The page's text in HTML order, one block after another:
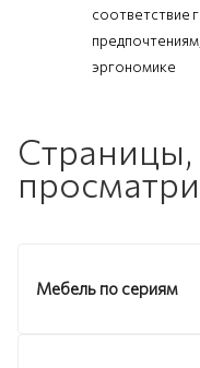
соответствие
эргономике
Мебель по сериям